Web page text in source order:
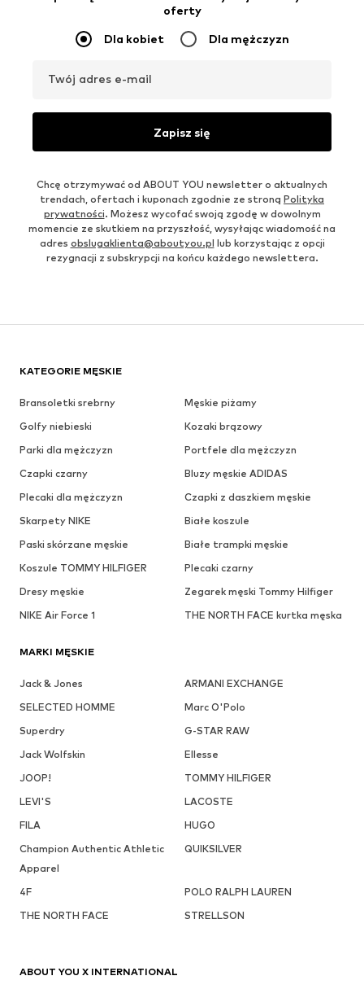
oferty
Dla kobiet Dla mężczyzn
Twój adres e-mail
Zapisz się
Chcę otrzymywać od ABOUT YOU newsletter o aktualnych
trendach, ofertach i kuponach zgodnie ze stroną Polityka
prywatności. Możesz wycofać swoją zgodę w dowolnym
momencie ze skutkiem na przyszłość, wysyłając wiadomość na
adres obslugaklienta@aboutyou.pl lub korzystając z opcji
rezygnacji z subskrypcji na końcu każdego newslettera.
KATEGORIE MĘSKIE
Bransoletki srebrny
Męskie piżamy
Golfy niebieski
Kozaki brązowy
Parki dla mężczyzn
Portfele dla mężczyzn
Czapki czarny
Bluzy męskie ADIDAS
Plecaki dla mężczyzn
Czapki z daszkiem męskie
Skarpety NIKE
Białe koszule
Paski skórzane męskie
Białe trampki męskie
Koszule TOMMY HILFIGER
Plecaki czarny
Dresy męskie
Zegarek męski Tommy Hilfiger
NIKE Air Force 1
THE NORTH FACE kurtka męska
MARKI MĘSKIE
Jack & Jones
ARMANI EXCHANGE
SELECTED HOMME
Marc O'Polo
Superdry
G-STAR RAW
Jack Wolfskin
Ellesse
JOOP!
TOMMY HILFIGER
LEVI'S
LACOSTE
FILA
HUGO
Champion Authentic Athletic
Apparel
QUIKSILVER
4F
POLO RALPH LAUREN
THE NORTH FACE
STRELLSON
ABOUT YOU X INTERNATIONAL